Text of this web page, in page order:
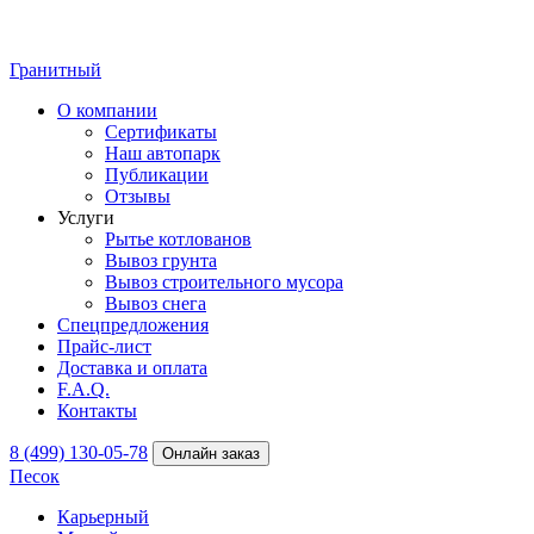
Гранитный
О компании
Сертификаты
Наш автопарк
Публикации
Отзывы
Услуги
Рытье котлованов
Вывоз грунта
Вывоз строительного мусора
Вывоз снега
Спецпредложения
Прайс-лист
Доставка и оплата
F.A.Q.
Контакты
8 (499) 130-05-78 Онлайн заказ
Песок
Карьерный